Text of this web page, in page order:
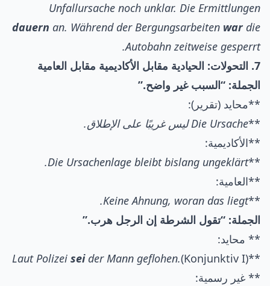
Unfallursache noch unklar. Die Ermittlungen
dauern an. Während der Bergungsarbeiten war die
Autobahn zeitweise gesperrt.
7. التحولات: الحيادية مقابل الأكاديمية مقابل العامية
الجملة: “السبب غير واضح.”
**محايد (تقرير):
**Die Ursache ليس غريبًا على الإطلاق.
**الأكاديمية:
**
Die Ursachenlage bleibt bislang ungeklärt.
**العامية:
**
Keine Ahnung, woran das liegt.
الجملة: “تقول الشرطة إن الرجل هرب.”
** محايد:
**
Laut Polizei sei der Mann geflohen.(Konjunktiv I)
** غير رسمية: